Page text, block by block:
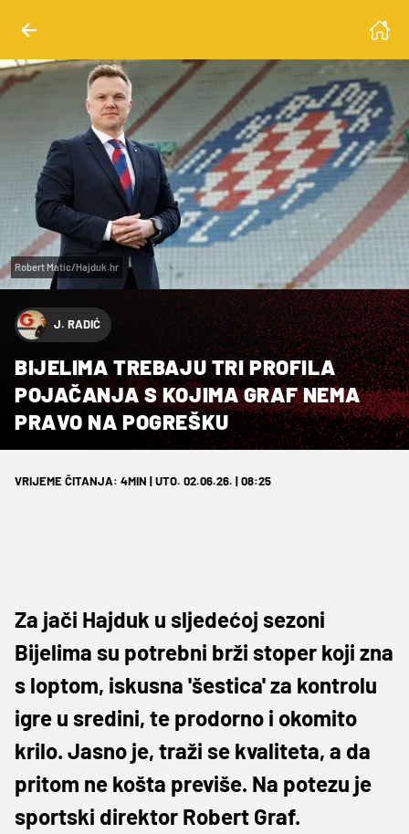
Robert Matic/Hajduk.hr
J. RADIĆ
BIJELIMA TREBAJU TRI PROFILA
POJAČANJA S KOJIMA GRAF NEMA
PRAVO NA POGREŠKU
VRIJEME ČITANJA: 4MIN | UTO. 02.06.26. | 08:25
Za jači Hajduk u sljedećoj sezoni
Bijelima su potrebni brži stoper koji zna
s loptom, iskusna 'šestica' za kontrolu
igre u sredini, te prodorno i okomito
krilo. Jasno je, traži se kvaliteta, a da
pritom ne košta previše. Na potezu je
sportski direktor Robert Graf.